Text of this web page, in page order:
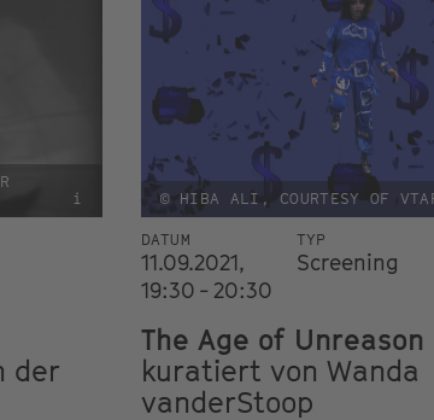
i
der
© HIBA ALI, COURTESY OF
DATUM
11.09.2021,
19:30 - 20:30
TYP
Screening
The Age of Unreason
kuratiert von Wanda
vanderStoop